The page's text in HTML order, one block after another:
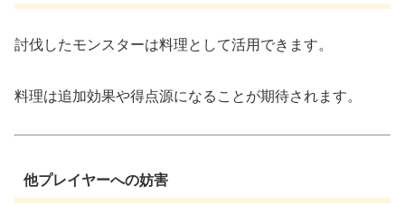
討伐したモンスターは料理として活用できます。
料理は追加効果や得点源になることが期待されます。
他プレイヤーへの妨害